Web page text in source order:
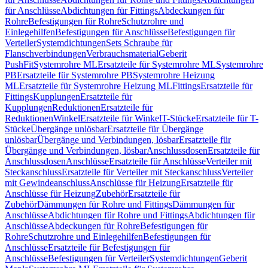
für AnschlüsseAbdichtungen für FittingsAbdeckungen für
RohreBefestigungen für RohreSchutzrohre und
EinlegehilfenBefestigungen für AnschlüsseBefestigungen für
VerteilerSystemdichtungenSets Schraube für
FlanschverbindungenVerbrauchsmaterialGeberit
PushFitSystemrohre MLErsatzteile für Systemrohre MLSystemrohre
PBErsatzteile für Systemrohre PBSystemrohre Heizung
MLErsatzteile für Systemrohre Heizung MLFittingsErsatzteile für
FittingsKupplungenErsatzteile für
KupplungenReduktionenErsatzteile für
ReduktionenWinkelErsatzteile für WinkelT-StückeErsatzteile für T-
StückeÜbergänge unlösbarErsatzteile für Übergänge
unlösbarÜbergänge und Verbindungen, lösbarErsatzteile für
Übergänge und Verbindungen, lösbarAnschlussdosenErsatzteile für
AnschlussdosenAnschlüsseErsatzteile für AnschlüsseVerteiler mit
SteckanschlussErsatzteile für Verteiler mit SteckanschlussVerteiler
mit GewindeanschlussAnschlüsse für HeizungErsatzteile für
Anschlüsse für HeizungZubehörErsatzteile für
ZubehörDämmungen für Rohre und FittingsDämmungen für
AnschlüsseAbdichtungen für Rohre und FittingsAbdichtungen für
AnschlüsseAbdeckungen für RohreBefestigungen für
RohreSchutzrohre und EinlegehilfenBefestigungen für
AnschlüsseErsatzteile für Befestigungen für
AnschlüsseBefestigungen für VerteilerSystemdichtungenGeberit